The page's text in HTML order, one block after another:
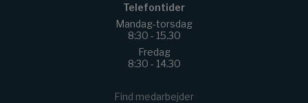
Telefontider
Mandag-torsdag
8:30 - 15.30
Fredag
8:30 - 14.30
Find medarbejder